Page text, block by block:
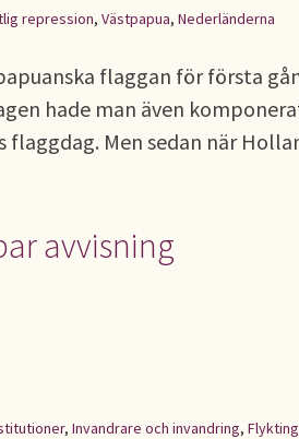
repression, Västpapua, Nederländerna
flaggan för första
hade man även
flaggdag. Men sedan när
avvisning
, Invandrare och invandring,